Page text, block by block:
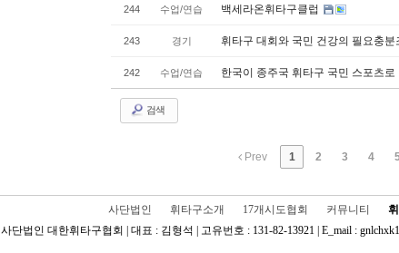
244 수업/연습 백세라온휘타구클럽
243 경기 휘타구 대회와 국민 건강의 필요충분
242 수업/연습 한국이 종주국 휘타구 국민 스포츠
검색
Prev 1 2 3 4 5
사단법인 휘타구소개 17개시도협회 커뮤니티
사단법인 대한휘타구협회 | 대표 : 김형석 | 고유번호 : 131-82-13921 | E_mail :